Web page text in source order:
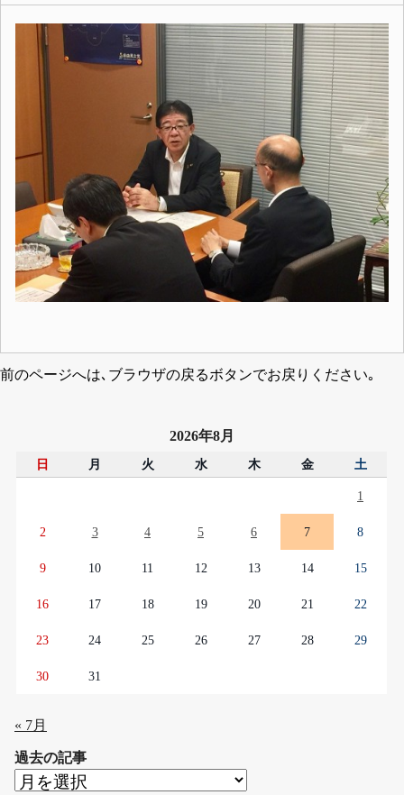
前のページへは､ブラウザの戻るボタンでお戻りください｡
2026年8月
日 月 火 水 木 金 土
1
2 3 4 5 6 7 8
9 10 11 12 13 14 15
16 17 18 19 20 21 22
23 24 25 26 27 28 29
30 31
« 7月
過去の記事
過